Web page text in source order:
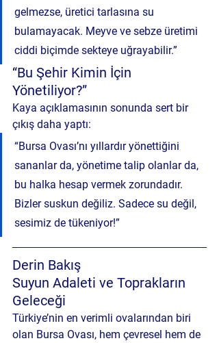
gelmezse, üretici tarlasına su
bulamayacak. Meyve ve sebze üretimi
ciddi biçimde sekteye uğrayabilir.”
“Bu Şehir Kimin İçin
Yönetiliyor?”
Kaya açıklamasının sonunda sert bir
çıkış daha yaptı:
“Bursa Ovası’nı yıllardır yönettiğini
sananlar da, yönetime talip olanlar da,
bu halka hesap vermek zorundadır.
Bizler suskun değiliz. Sadece su değil,
sesimiz de tükeniyor!”
Derin Bakış
Suyun Adaleti ve Toprakların
Geleceği
Türkiye’nin en verimli ovalarından biri
olan Bursa Ovası, hem çevresel hem de